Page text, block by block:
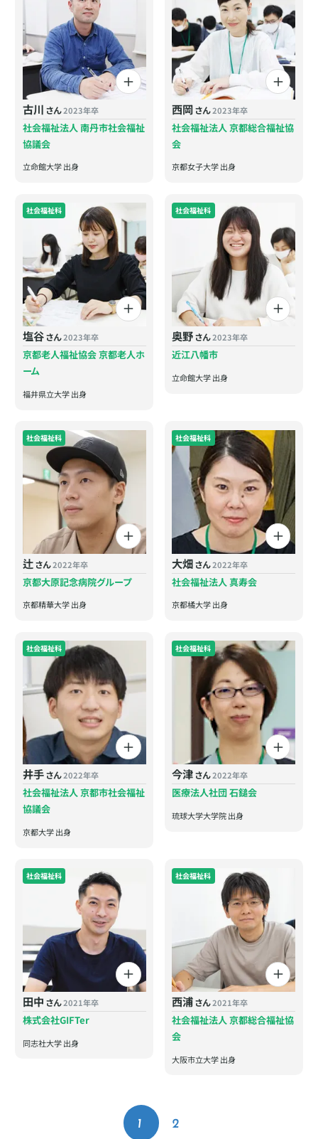
古川 さん 2023年卒
社会福祉法人 南丹市社会福祉
協議会
立命館大学 出身
西岡さん2023年卒
社会福祉法人 京都総合福祉協
会
京都女子大学 出身
社会福祉科
塩谷さん 2023年卒
京都老人福祉協会 京都老人ホ
ーム
福井県立大学 出身
社会福祉科
奥野さん2023年卒
近江八幡市
立命館大学 出身
社会福祉科
辻さん 2022年卒
京都大原記念病院グループ
京都精華大学 出身
社会福祉科
大畑さん2022年卒
社会福祉法人 真寿会
京都橘大学 出身
社会福祉科
井手さん 2022年卒
社会福祉法人 京都市社会福祉
協議会
京都大学 出身
社会福祉科
今津さん2022年卒
医療法人社団 石鎚会
琉球大学大学院 出身
社会福祉科
田中 さん 2021年卒
株式会社GIFTer
同志社大学 出身
社会福祉科
西浦さん2021年卒
社会福祉法人 京都総合福祉協
会
大阪市立大学 出身
1 2